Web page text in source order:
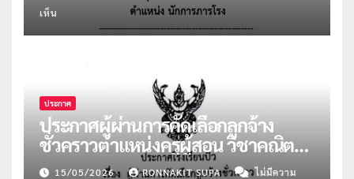
เห็น
ประกาศ
ประกาศผู้ผ่านการคัดเลือกลูกจ้าง
ชั่วคราวตำแหน่งครูผู้สอน วิชาคณิตฯ
และแนะแนว
15/05/2026 RONNAKIT SUPA
ไม่มีความ